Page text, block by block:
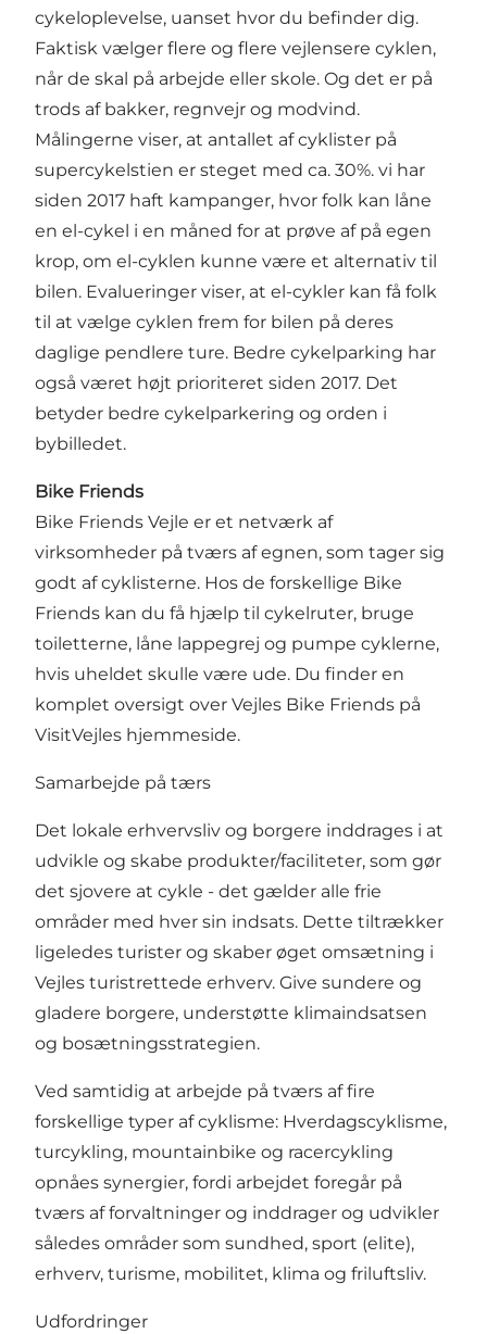
cykeloplevelse, uanset hvor du befinder dig.
Faktisk vælger flere og flere vejlensere cyklen,
når de skal på arbejde eller skole. Og det er på
trods af bakker, regnvejr og modvind.
Målingerne viser, at antallet af cyklister på
supercykelstien er steget med ca. 30%. vi har
siden 2017 haft kampanger, hvor folk kan låne
en el-cykel i en måned for at prøve af på egen
krop, om el-cyklen kunne være et alternativ til
bilen. Evalueringer viser, at el-cykler kan få folk
til at vælge cyklen frem for bilen på deres
daglige pendlere ture. Bedre cykelparking har
også været højt prioriteret siden 2017. Det
betyder bedre cykelparkering og orden i
bybilledet.
Bike Friends
Bike Friends Vejle er et netværk af
virksomheder på tværs af egnen, som tager sig
godt af cyklisterne. Hos de forskellige Bike
Friends kan du få hjælp til cykelruter, bruge
toiletterne, låne lappegrej og pumpe cyklerne,
hvis uheldet skulle være ude. Du finder en
komplet oversigt over Vejles Bike Friends på
VisitVejles hjemmeside.
Samarbejde på tærs
Det lokale erhvervsliv og borgere inddrages i at
udvikle og skabe produkter/faciliteter, som gør
det sjovere at cykle - det gælder alle frie
områder med hver sin indsats. Dette tiltrækker
ligeledes turister og skaber øget omsætning i
Vejles turistrettede erhverv. Give sundere og
gladere borgere, understøtte klimaindsatsen
og bosætningsstrategien.
Ved samtidig at arbejde på tværs af fire
forskellige typer af cyklisme: Hverdagscyklisme,
turcykling, mountainbike og racercykling
opnåes synergier, fordi arbejdet foregår på
tværs af forvaltninger og inddrager og udvikler
således områder som sundhed, sport (elite),
erhverv, turisme, mobilitet, klima og friluftsliv.
Udfordringer